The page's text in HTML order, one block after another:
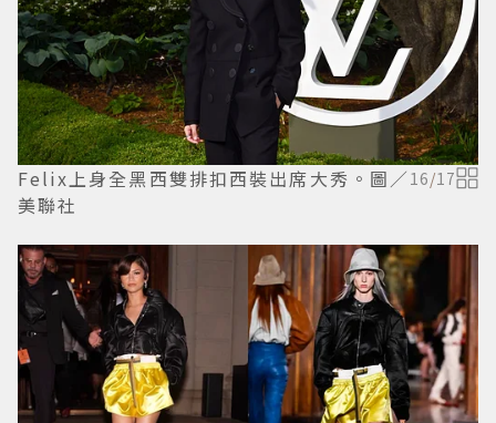
Felix上身全黑西雙排扣西裝出席大秀。圖／
美聯社
16/17